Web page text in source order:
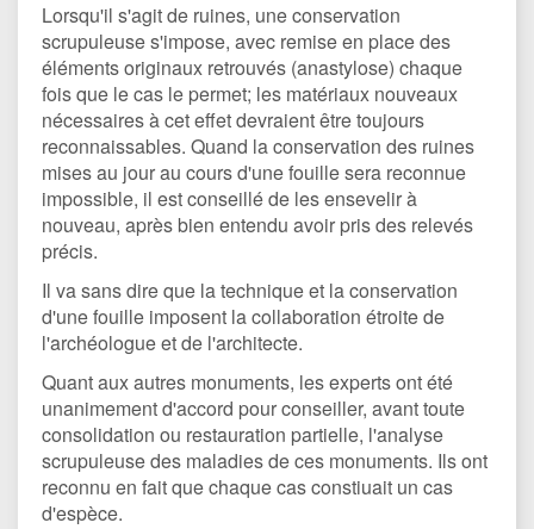
Lorsqu'il s'agit de ruines, une conservation
scrupuleuse s'impose, avec remise en place des
éléments originaux retrouvés (anastylose) chaque
fois que le cas le permet; les matériaux nouveaux
nécessaires à cet effet devraient être toujours
reconnaissables. Quand la conservation des ruines
mises au jour au cours d'une fouille sera reconnue
impossible, il est conseillé de les ensevelir à
nouveau, après bien entendu avoir pris des relevés
précis.
Il va sans dire que la technique et la conservation
d'une fouille imposent la collaboration étroite de
l'archéologue et de l'architecte.
Quant aux autres monuments, les experts ont été
unanimement d'accord pour conseiller, avant toute
consolidation ou restauration partielle, l'analyse
scrupuleuse des maladies de ces monuments. Ils ont
reconnu en fait que chaque cas constiuait un cas
d'espèce.